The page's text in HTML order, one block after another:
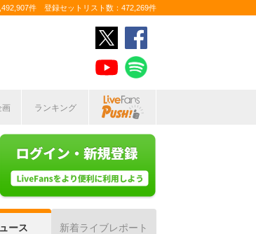
件 登録セットリスト数：472,269件
画 ランキング
ース 新着ライブレポート